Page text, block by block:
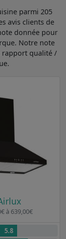
parmi 205
avis clients de
donnée pour
Notre note
rapport qualité /
à 639,00€
5.8